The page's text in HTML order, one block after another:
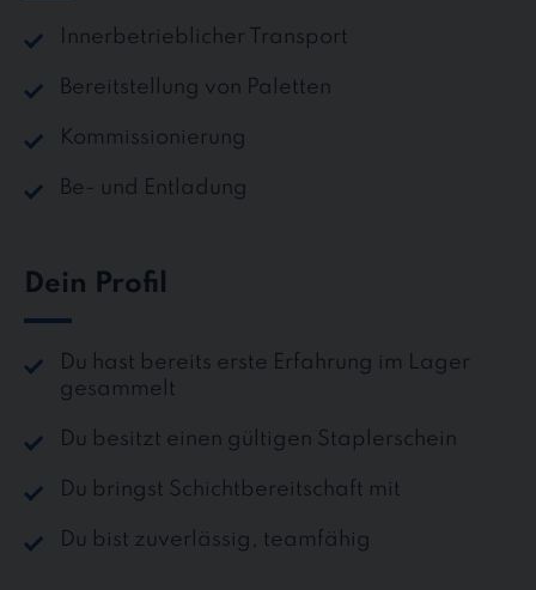
Innerbetrieblicher Transport
Bereitstellung von Paletten
Kommissionierung
Be- und Entladung
Dein Profil
Du hast bereits erste Erfahrung im Lager
gesammelt
Du besitzt einen gültigen Staplerschein
Du bringst Schichtbereitschaft mit
Du bist zuverlässig, teamfähig